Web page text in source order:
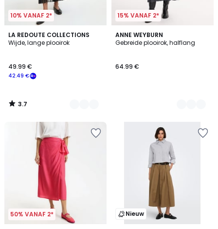
10% VANAF 2*
LA REDOUTE COLLECTIONS
Wijde, lange plooirok
€
Schrijf
in
voor
programma
42.49 €
49.99 €
3.7
/ 5
2
Kleuren
3.7
/
15% VANAF 2*
ANNE WEYBURN
Gebreide plooirok, halflang
64.99 €
2
Kleuren
50% VANAF 2* Nieuw